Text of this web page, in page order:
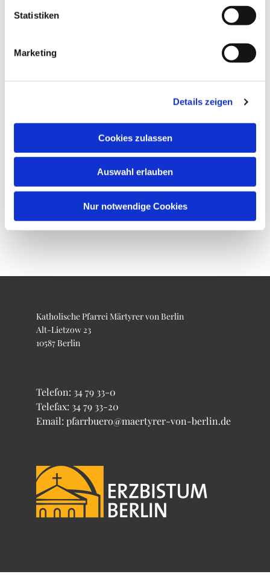
Statistiken
Marketing
Details zeigen
Cookies zulassen
Auswahl erlauben
Nur notwendige Cookies
Katholische Pfarrei Märtyrer von Berlin
Alt-Lietzow 23
10587 Berlin
Telefon: 34 79 33-0
Telefax: 34 79 33-20
Email: pfarrbuero@maertyrer-von-berlin.de